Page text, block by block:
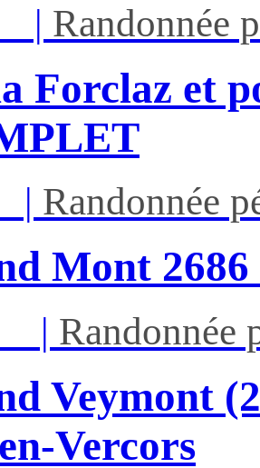
| Randonnée
Forclaz et
| Randonnée
Mont
| Randonnée
Veymont
Vercors